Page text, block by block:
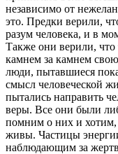
независимо от
это. Предки верили,
разум человека, и в
Также они верили, что
камнем за камнем
люди, пытавшиеся
смысл человеческой
пытались направить
веры. Все они были
помним о них и хотим,
живы. Частицы
наблюдающим за